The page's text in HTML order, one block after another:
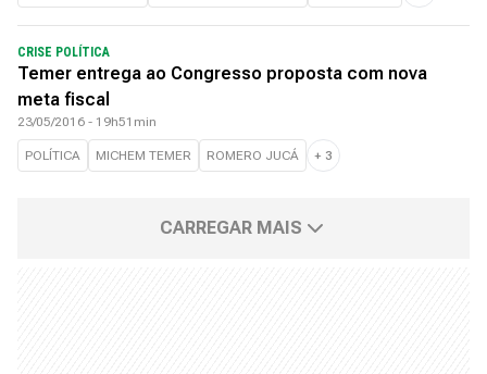
CRISE POLÍTICA
Temer entrega ao Congresso proposta com nova
meta fiscal
23/05/2016 - 19h51min
POLÍTICA MICHEM TEMER ROMERO JUCÁ + 3
CARREGAR MAIS